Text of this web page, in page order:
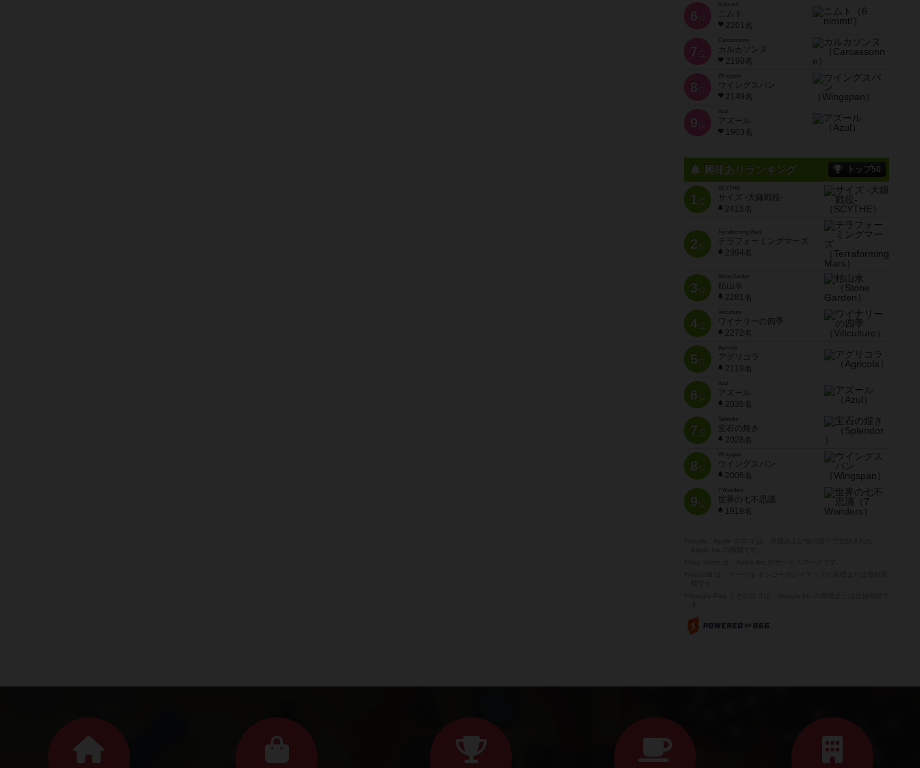
6 位
ニムト
2201名
7 位
Carcassonne
カルカソンヌ
2190名
8 位
Wingspan
ウイングスパン
2149名
9 位
Azul
アズール
1903名
興味ありランキング トップ50
1位
SCYTHE
サイズ -大鎌戦役-
2415名
2位
Terraforming Mars
テラフォーミングマーズ
2394名
3位
Stone Garden
枯山水
2281名
4位
Viticulture
ワイナリーの四季
2272名
5位
Agricola
アグリコラ
2119名
6位
Azul
アズール
2035名
7位
宝石の煌き
2028名
8位
Wingspan
ウイングスパン
2006名
9位
7 Wonders
世界の七不思議
1919名